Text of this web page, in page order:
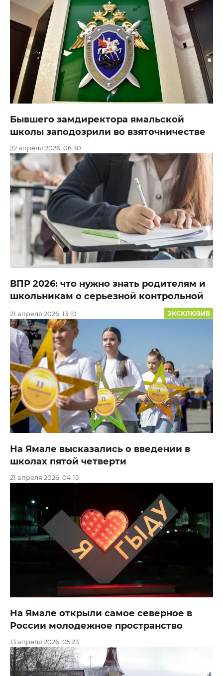
Бывшего замдиректора ямальской
школы заподозрили во взяточничестве
22 апреля 2026, 06:30
ВПР 2026: что нужно знать родителям и
школьникам о серьезной контрольной
21 апреля 2026, 13:10 ЭКСКЛЮЗИВ
На Ямале высказались о введении в
школах пятой четверти
21 апреля 2026, 04:15
На Ямале открыли самое северное в
России молодежное пространство
13 апреля 2026, 05:23